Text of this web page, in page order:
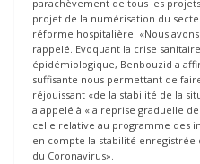
parachèvement de tous les
projet de la numérisation du
réforme hospitalière. «Nous
rappelé. Evoquant la crise
épidémiologique, Benbouzid a
suffisante nous permettant de
réjouissant «de la stabilité de la
a appelé à «la reprise graduelle
celle relative au programme des
en compte la stabilité
du Coronavirus».